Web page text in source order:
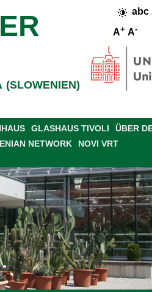
abc
A+ A-
(SLOWENIEN)
GLASHAUS TIVOLI
ÜBER
NETWORK NOVI VRT